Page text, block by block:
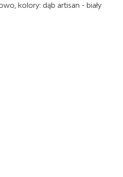
kolory: dąb artisan - biały